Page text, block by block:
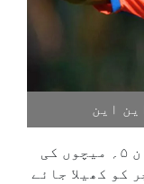
این
ہندوستان اور آسٹریلیا کے درمیان ۵؍ میچوں کی
کو کھیلا جائے